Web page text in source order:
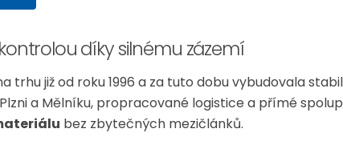
díky silnému zázemí
trhu již od roku 1996 a za tuto dobu vybudovala
a Mělníku, propracované logistice a přímé
bez zbytečných mezičlánků.